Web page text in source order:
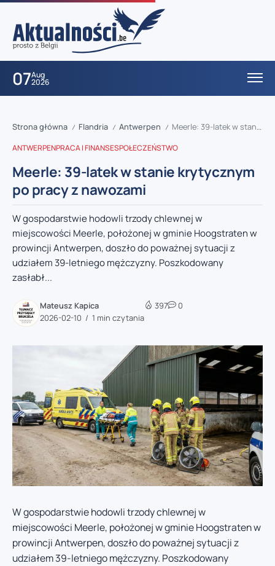
07Aug
2026
Strona główna / Flandria / Antwerpen / Meerle: 39-latek w stanie krytycznym po pracy z nawozami
ANTWERPENPRACA I FINANSESPOŁECZEŃSTWO
Meerle: 39-latek w stanie krytycznym
po pracy z nawozami
W gospodarstwie hodowli trzody chlewnej w
miejscowości Meerle, położonej w gminie Hoogstraten w
prowincji Antwerpen, doszło do poważnej sytuacji z
udziałem 39-letniego mężczyzny. Poszkodowany
zasłabł...
Mateusz Kapica
2026-02-10
1 min czytania
397 0
W gospodarstwie hodowli trzody chlewnej w
miejscowości Meerle, położonej w gminie Hoogstraten w
prowincji Antwerpen, doszło do poważnej sytuacji z
udziałem 39-letniego mężczyzny. Poszkodowany